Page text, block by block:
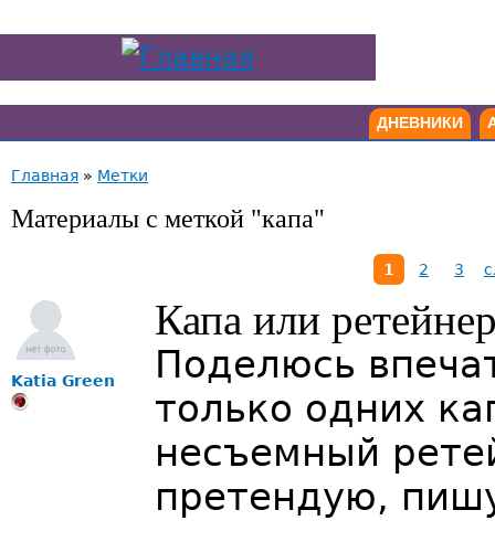
ДНЕВНИКИ
Главная » Метки
Материалы с меткой "капа"
1 2 3
Katia Green
Капа или
Поделюсь
только одних
несъемный
претендую,